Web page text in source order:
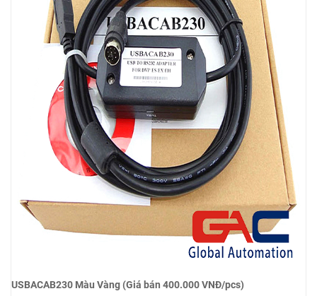
USBACAB230 Màu Vàng (Giá bán 400.000 VNĐ/pcs)